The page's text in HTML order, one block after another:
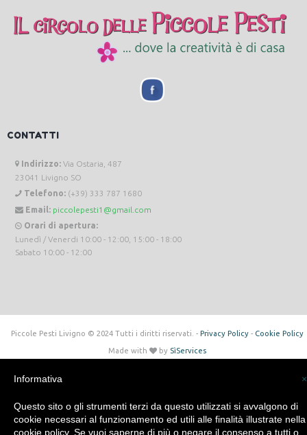
CONTATTI
Indirizzo: Via Ostaria, 487
23041 Livigno SO
Telefono: (+39) 333 787 1680
Email: piccolepesti1@gmail.com
Orari di apertura:
Lunedì / Venerdi 10:00 - 12:00, 15:00 - 18:00
Sabato 10:00 - 12:00
Piccole Pesti Livigno © 2024 Tutti i diritti riservati. - Privacy Policy- Cookie Policy
Made with by SìServices
×
Informativa
Questo sito o gli strumenti terzi da questo utilizzati si avvalgono di
cookie necessari al funzionamento ed utili alle finalità illustrate nella
cookie policy. Se vuoi saperne di più o negare il consenso a tutti o